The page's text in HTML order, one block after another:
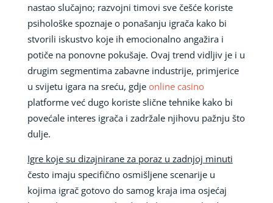
nastao slučajno; razvojni timovi sve češće koriste
psihološke spoznaje o ponašanju igrača kako bi
stvorili iskustvo koje ih emocionalno angažira i
potiče na ponovne pokušaje. Ovaj trend vidljiv je i u
drugim segmentima zabavne industrije, primjerice
u svijetu igara na sreću, gdje online casino
platforme već dugo koriste slične tehnike kako bi
povećale interes igrača i zadržale njihovu pažnju što
dulje.
Igre koje su dizajnirane za poraz u zadnjoj minuti
često imaju specifično osmišljene scenarije u
kojima igrač gotovo do samog kraja ima osjećaj